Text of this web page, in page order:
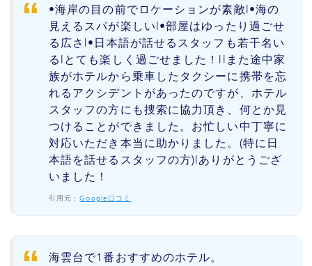
•海岸の目の前でロケーションが素敵|•海の
見えるスパが楽しい|•部屋はゆったり過ごせ
る広さ|•日本語が話せるスタッフも若干名い
る|とても楽しく過ごせました！||また途中家
族がホテルから乗車したタクシーに携帯を忘
れるアクシデントがあったのですが、ホテル
スタッフの方にも捜索に協力頂き、何とか見
つけることができました。お忙しい中丁寧に
対応いただき本当に助かりました。(特に日
本語を話せるスタッフの方)|ありがとうござ
いました！
引用元：Google口コミ
海雲台で1番おすすめのホテル。